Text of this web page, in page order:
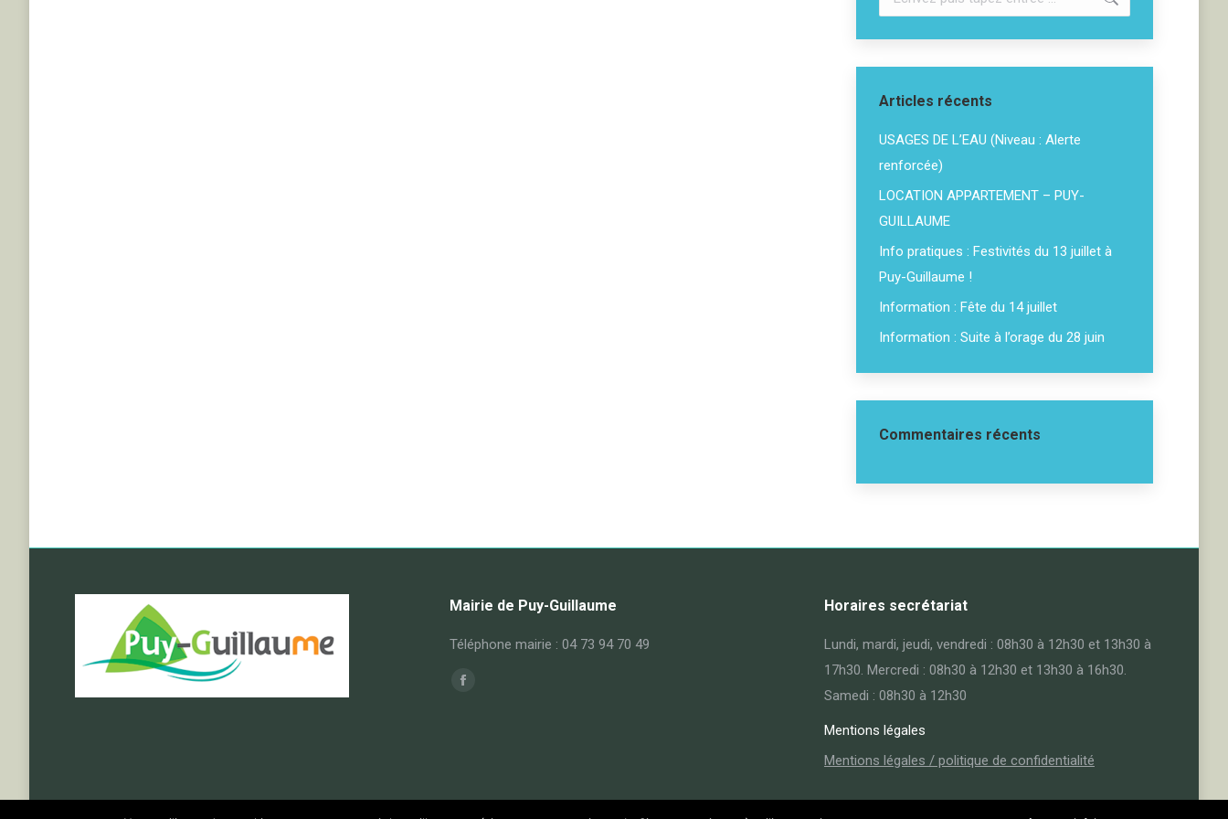
:
Articles récents
USAGES DE L’EAU (Niveau : Alerte
renforcée)
LOCATION APPARTEMENT – PUY-
GUILLAUME
Info pratiques : Festivités du 13 juillet à
Puy-Guillaume !
Information : Fête du 14 juillet
Information : Suite à l’orage du 28 juin
Commentaires récents
Mairie de Puy-Guillaume
Téléphone mairie : 04 73 94 70 49
Trouvez nous sur :
Facebook
Horaires secrétariat
Lundi, mardi, jeudi, vendredi : 08h30 à 12h30 et 13h30 à
17h30. Mercredi : 08h30 à 12h30 et 13h30 à 16h30.
Samedi : 08h30 à 12h30
Mentions légales
Mentions légales / politique de confidentialité